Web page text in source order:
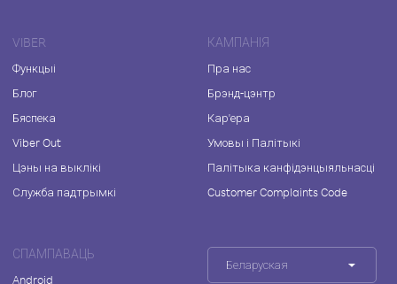
VIBER
Функцыі
Блог
Бяспека
Viber Out
Цэны на выклікі
Служба падтрымкі
КАМПАНІЯ
Пра нас
Брэнд-цэнтр
Кар'ера
Умовы і Палітыкі
Палітыка канфідэнцыяльнасці
Customer Complaints Code
СПАМПАВАЦЬ
Android
Беларуская